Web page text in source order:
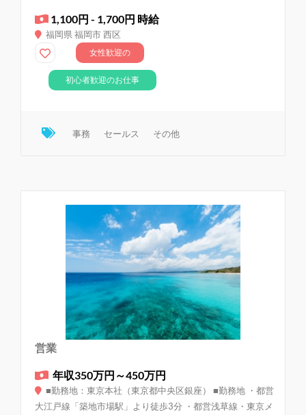
1,100円 - 1,700円 時給
福岡県 福岡市 西区
女性歓迎の
お仕事
初心者歓迎のお仕事
事務 セールス その他
営業
年収350万円～450万円
■勤務地：東京本社（東京都中央区銀座） ■勤務地 ・都営
大江戸線「築地市場駅」より徒歩3分 ・都営浅草線・東京メ